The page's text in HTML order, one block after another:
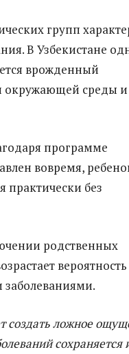
групп
В Узбекистане
врожденный
окружающей среды и
программе
вовремя,
практически без
родственных
вероятность
создать ложное
сохраняется